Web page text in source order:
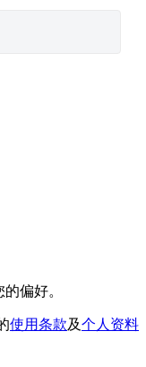
偏好。
使用条款及个人资料